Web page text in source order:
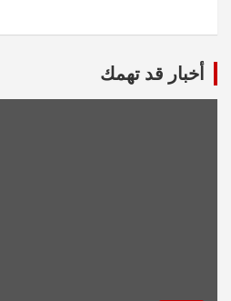
أخبار قد تهمك